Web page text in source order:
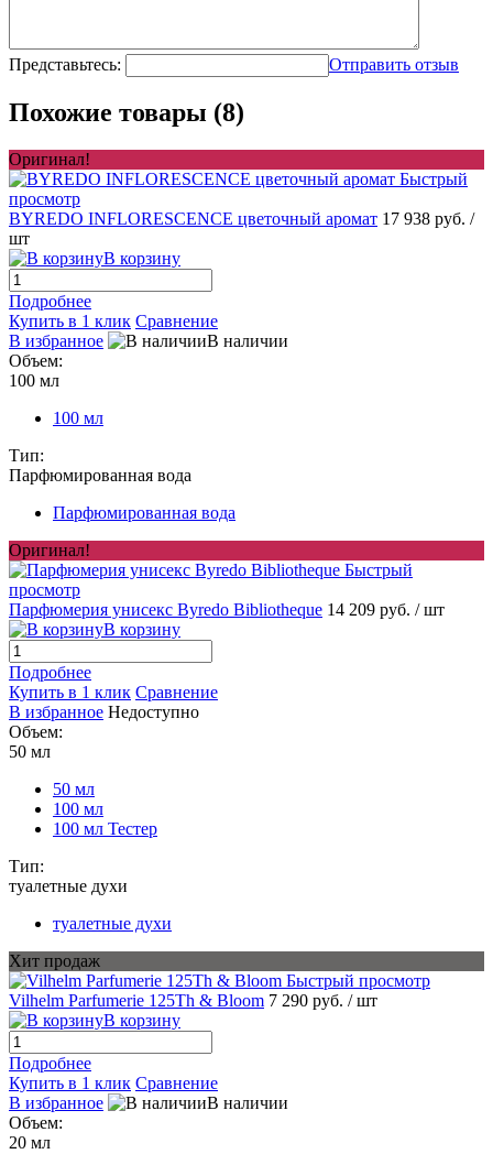
Представьтесь: Отправить отзыв
Похожие товары (8)
Оригинал!
Быстрый
просмотр
BYREDO INFLORESСENСE цветочный аромат 17 938 руб. /
шт
В корзину
Подробнее
Купить в 1 клик Сравнение
В избранное
В наличии
Объем:
100 мл
100 мл
Тип:
Парфюмированная вода
Парфюмированная вода
Оригинал!
Быстрый
просмотр
Парфюмерия унисекс Byredo Bibliotheque 14 209 руб. / шт
В корзину
Подробнее
Купить в 1 клик Сравнение
В избранное Недоступно
Объем:
50 мл
50 мл
100 мл
100 мл Тестер
Тип:
туалетные духи
туалетные духи
Хит продаж
Быстрый просмотр
Vilhelm Parfumerie 125Th & Bloom 7 290 руб. / шт
В корзину
Подробнее
Купить в 1 клик Сравнение
В избранное
В наличии
Объем:
20 мл